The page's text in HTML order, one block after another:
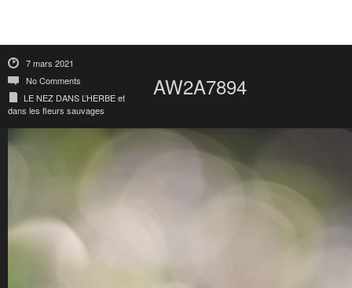
7 mars 2021
No Comments
LE NEZ DANS L’HERBE et
dans les fleurs sauvages
AW2A7894